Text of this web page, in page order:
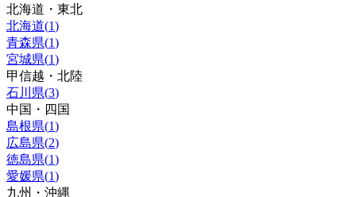
北海道・東北
北海道(1)
青森県(1)
宮城県(1)
甲信越・北陸
石川県(3)
中国・四国
島根県(1)
広島県(2)
徳島県(1)
愛媛県(1)
九州・沖縄